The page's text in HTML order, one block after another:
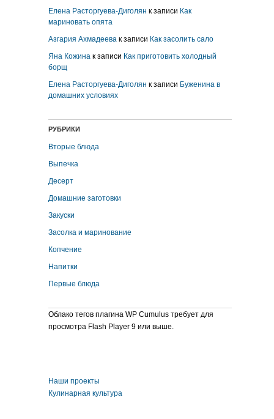
Елена Расторгуева-Диголян к записи Как
мариновать опята
Азгария Ахмадеева к записи Как засолить сало
Яна Кожина к записи Как приготовить холодный
борщ
Елена Расторгуева-Диголян к записи Буженина в
домашних условиях
РУБРИКИ
Вторые блюда
Выпечка
Десерт
Домашние заготовки
Закуски
Засолка и маринование
Копчение
Напитки
Первые блюда
Облако тегов плагина WP Cumulus требует для
просмотра Flash Player 9 или выше.
Наши проекты
Кулинарная культура